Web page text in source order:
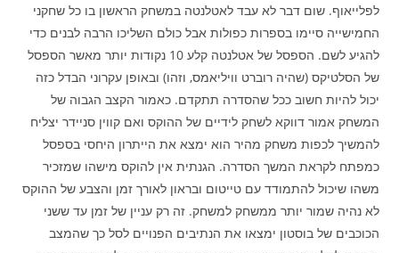
לפלייאוף. שום דבר לא עבד לאטלנטה במשחק הראשון בו כל שחקני
החמישייה סיימו בספרות כפולות אבל כולם השליכו הרבה לבנים כדי
להגיע לשם. הספסל של אטלנטה קלע 10 נקודות יותר מאשר הספסל
של הסלטיקס (שהיה רוברט וויליאמס, וזהו) ובאופן עקרוני הבדל כזה
יכול להיות חשוב ככל שהסדרה תתקדם. כאמור הקצב הגבוה של
המשחק אמור דווקא לשחק לידיים של ההוקס ואם קווין סניידר יצליח
להמשיך לכפות משחק מהיר הוא ימצא את הייתרון היחסי בספסל
כמפתח לקראת המשך הסדרה. הגנתית אין להוקס מישהו שמזכיר
משהו שיכול להתמודד עם טייטום ובראון לאורך זמן והצבע של ההוקס
לא נהיה שמור יותר ממשחק למשחק. זה רק עניין של זמן עד ששני
הכוכבים של בוסטון ימצאו את הנתיבים הפנויים לסל כך שהמצב